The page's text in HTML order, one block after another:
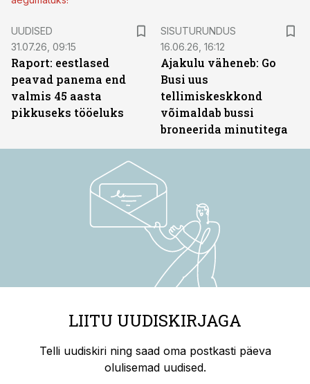
UUDISED
31.07.26, 09:15
Raport: eestlased
peavad panema end
valmis 45 aasta
pikkuseks tööeluks
SISUTURUNDUS
16.06.26, 16:12
Ajakulu väheneb: Go
Busi uus
tellimiskeskkond
võimaldab bussi
broneerida minutitega
LIITU UUDISKIRJAGA
Telli uudiskiri ning saad oma postkasti päeva
olulisemad uudised.